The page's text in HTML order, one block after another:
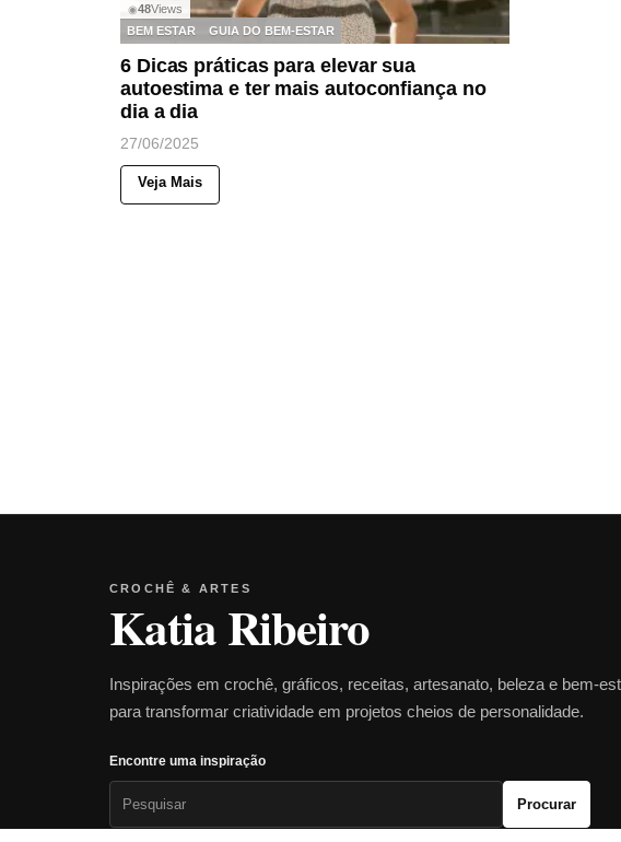
◉48Views
BEM ESTAR
GUIA DO BEM-ESTAR
6 Dicas práticas para elevar sua
autoestima e ter mais autoconfiança no
dia a dia
27/06/2025
Veja Mais
CROCHÊ & ARTES
Katia Ribeiro
Inspirações em crochê, gráficos, receitas, artesanato, beleza e bem-
para transformar criatividade em projetos cheios de personalidade.
Encontre uma inspiração
Procurar